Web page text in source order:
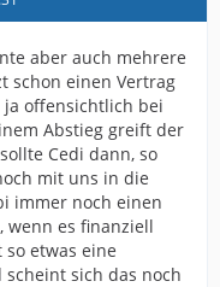
aber auch mehrere
schon einen Vertrag
ja offensichtlich bei
Abstieg greift der
Cedi dann, so
mit uns in die
immer noch einen
wenn es finanziell
etwas eine
sich das noch